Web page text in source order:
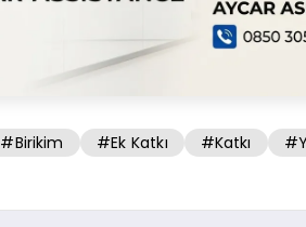
#Birikim #Ek Katkı #Katkı